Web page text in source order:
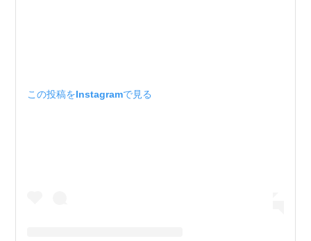
この投稿をInstagramで見る